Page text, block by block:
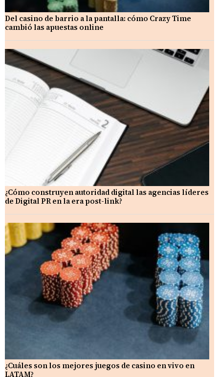
Del casino de barrio a la pantalla: cómo Crazy Time
cambió las apuestas online
¿Cómo construyen autoridad digital las agencias líderes
de Digital PR en la era post-link?
¿Cuáles son los mejores juegos de casino en vivo en
LATAM?